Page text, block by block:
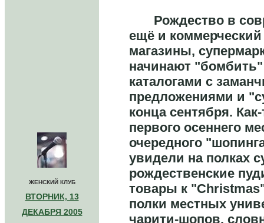
ЖЕНСКИЙ КЛУБ
ВТОРНИК, 13
ДЕКАБРЯ 2005
Рождество в
ещё и
магазины,
начинают "бомбить"
каталогами с
предложениями и
конца сентября.
первого осеннего
очередного
увидели на полках
рождественские
товары к
полки местных
чарити-шопов,